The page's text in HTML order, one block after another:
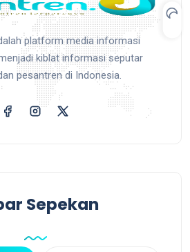
platform media informasi
kiblat informasi seputar
pesantren di Indonesia.
Sepekan